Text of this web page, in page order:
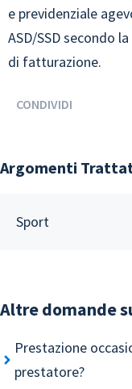
e previdenziale
ASD/SSD secondo
di fatturazione.
CONDIVIDI
Argomenti
Sport
Altre domande
Prestazione
prestatore?